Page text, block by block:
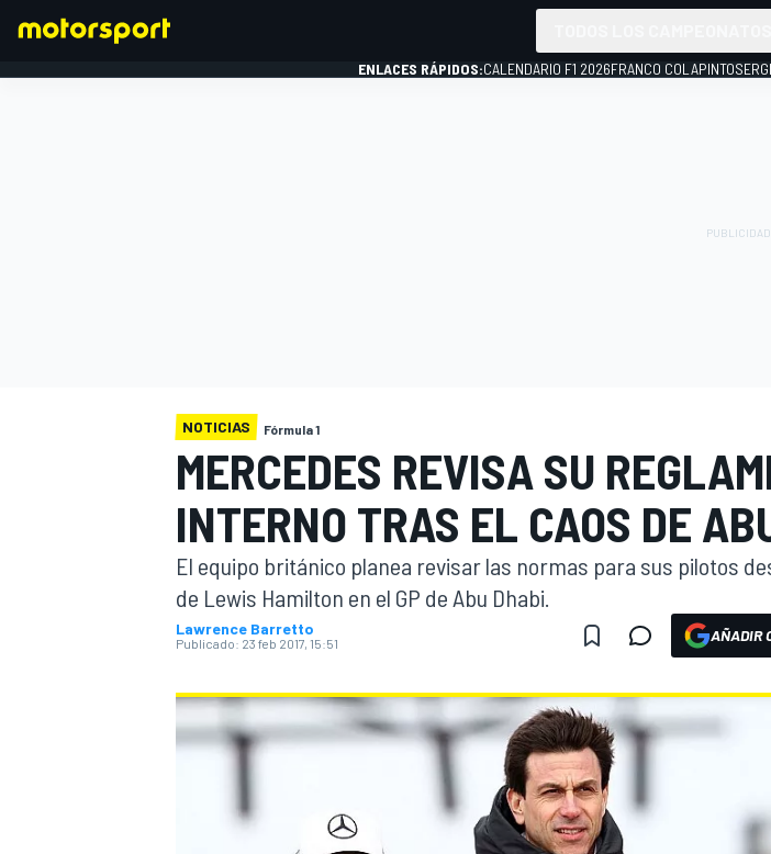
INDYCAR
ENLACES RÁPIDOS:CALENDARIO F1 2026FRANCO COLAPINTO
NOTICIAS Fórmula 1
MERCEDES REVISA SU
INTERNO TRAS EL CAOS DE
El equipo británico planea revisar las normas para sus pilotos
de Lewis Hamilton en el GP de Abu Dhabi.
Lawrence Barretto
Publicado: 23 feb 2017, 15:51 AÑADIR